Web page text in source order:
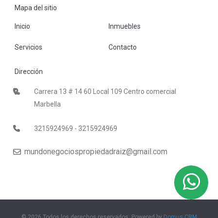
Mapa del sitio
Inicio Inmuebles
Servicios Contacto
Dirección
Carrera 13 # 14 60 Local 109 Centro comercial
Marbella
3215924969 - 3215924969
mundonegociospropiedadraiz@gmail.com